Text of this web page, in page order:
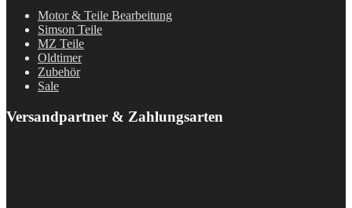
Motor & Teile Bearbeitung
Simson Teile
MZ Teile
Oldtimer
Zubehör
Sale
Versandpartner & Zahlungsarten